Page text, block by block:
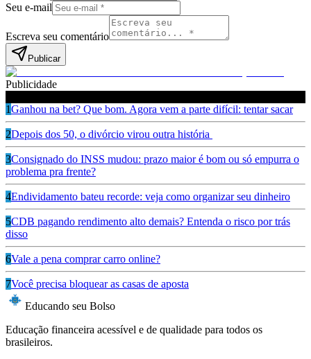
Seu e-mail
Escreva seu comentário
Publicar
Publicidade
1Ganhou na bet? Que bom. Agora vem a parte difícil: tentar sacar
2Depois dos 50, o divórcio virou outra história
3Consignado do INSS mudou: prazo maior é bom ou só empurra o
problema pra frente?
4Endividamento bateu recorde: veja como organizar seu dinheiro
5CDB pagando rendimento alto demais? Entenda o risco por trás
disso
6Vale a pena comprar carro online?
7Você precisa bloquear as casas de aposta
Educando seu Bolso
Educação financeira acessível e de qualidade para todos os
brasileiros.